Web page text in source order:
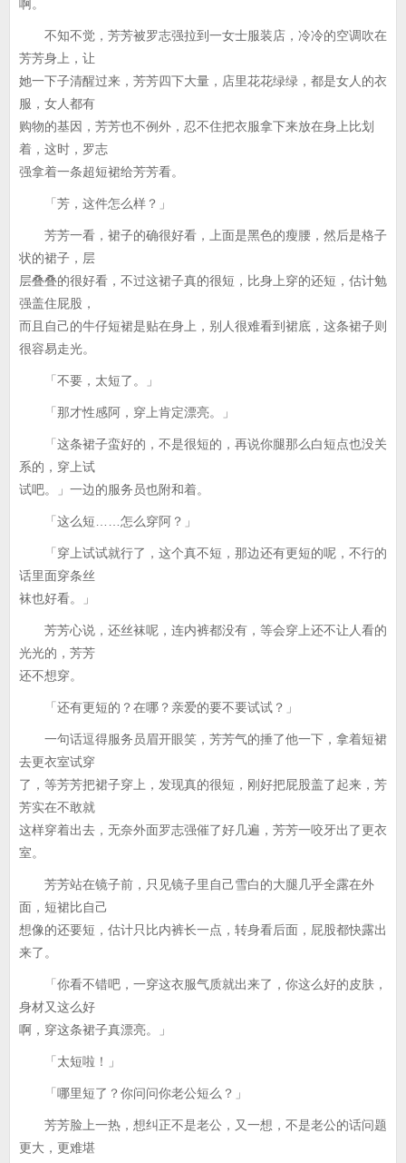
啊。
不知不觉，芳芳被罗志强拉到一女士服装店，冷冷的空调吹在
芳芳身上，让
她一下子清醒过来，芳芳四下大量，店里花花绿绿，都是女人的衣
服，女人都有
购物的基因，芳芳也不例外，忍不住把衣服拿下来放在身上比划
着，这时，罗志
强拿着一条超短裙给芳芳看。
「芳，这件怎么样？」
芳芳一看，裙子的确很好看，上面是黑色的瘦腰，然后是格子
状的裙子，层
层叠叠的很好看，不过这裙子真的很短，比身上穿的还短，估计勉
强盖住屁股，
而且自己的牛仔短裙是贴在身上，别人很难看到裙底，这条裙子则
很容易走光。
「不要，太短了。」
「那才性感阿，穿上肯定漂亮。」
「这条裙子蛮好的，不是很短的，再说你腿那么白短点也没关
系的，穿上试
试吧。」一边的服务员也附和着。
「这么短……怎么穿阿？」
「穿上试试就行了，这个真不短，那边还有更短的呢，不行的
话里面穿条丝
袜也好看。」
芳芳心说，还丝袜呢，连内裤都没有，等会穿上还不让人看的
光光的，芳芳
还不想穿。
「还有更短的？在哪？亲爱的要不要试试？」
一句话逗得服务员眉开眼笑，芳芳气的捶了他一下，拿着短裙
去更衣室试穿
了，等芳芳把裙子穿上，发现真的很短，刚好把屁股盖了起来，芳
芳实在不敢就
这样穿着出去，无奈外面罗志强催了好几遍，芳芳一咬牙出了更衣
室。
芳芳站在镜子前，只见镜子里自己雪白的大腿几乎全露在外
面，短裙比自己
想像的还要短，估计只比内裤长一点，转身看后面，屁股都快露出
来了。
「你看不错吧，一穿这衣服气质就出来了，你这么好的皮肤，
身材又这么好
啊，穿这条裙子真漂亮。」
「太短啦！」
「哪里短了？你问问你老公短么？」
芳芳脸上一热，想纠正不是老公，又一想，不是老公的话问题
更大，更难堪